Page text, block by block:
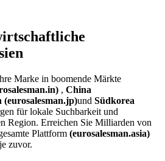
Marke in boomende Märkte
, China
(eurosalesman.jp)und Südkorea
für lokale Suchbarkeit und
Region. Erreichen Sie Milliarden von
Plattform (eurosalesman.asia)
zuvor.